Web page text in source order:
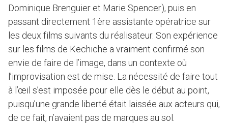
Dominique Brenguier et Marie Spencer), puis en
passant directement 1ère assistante opératrice sur
les deux films suivants du réalisateur. Son expérience
sur les films de Kechiche a vraiment confirmé son
envie de faire de l’image, dans un contexte où
l’improvisation est de mise. La nécessité de faire tout
à l’œil s’est imposée pour elle dès le début au point,
puisqu’une grande liberté était laissée aux acteurs qui,
de ce fait, n’avaient pas de marques au sol.